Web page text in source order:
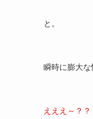
と。
瞬時に膨大な
えええ～？？